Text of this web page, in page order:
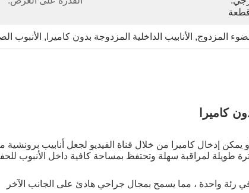
المزدوج, الأنابيب الداخلية المزدوجة بدون كاميرا , الأنبوب
كاميرا
إدخال كاميرا من خلال قناة الفيديو لجعل أنابيب
طويلة لمراقبة سهلة وتحتفظ بمساحة كافية داخل الأنبوب
في رئة واحدة ، مما يسمح بمجال جراحي هادئ على الجانب الآخر